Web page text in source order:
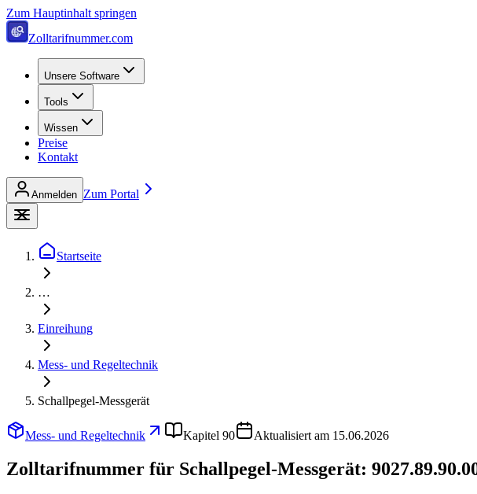
Zum Hauptinhalt springen
Zolltarifnummer.com
Unsere Software
Tools
Wissen
Preise
Kontakt
Anmelden Zum Portal
Startseite
…
Einreihung
Mess- und Regeltechnik
Schallpegel-Messgerät
Mess- und Regeltechnik Kapitel 90 Aktualisiert am 15.06.2026
Zolltarifnummer für Schallpegel-Messgerät: